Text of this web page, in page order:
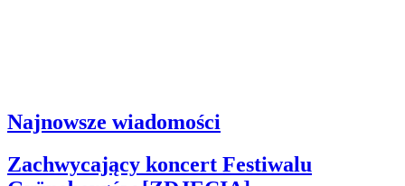
Najnowsze wiadomości
Zachwycający koncert Festiwalu